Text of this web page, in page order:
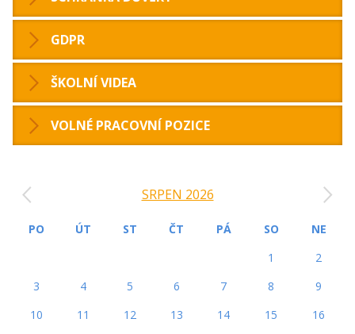
GDPR
ŠKOLNÍ VIDEA
VOLNÉ PRACOVNÍ POZICE
SRPEN 2026
PO ÚT ST ČT PÁ SO
NE
1
2
3
4 5 6 7 8
9
10
11 12 13 14 15
16